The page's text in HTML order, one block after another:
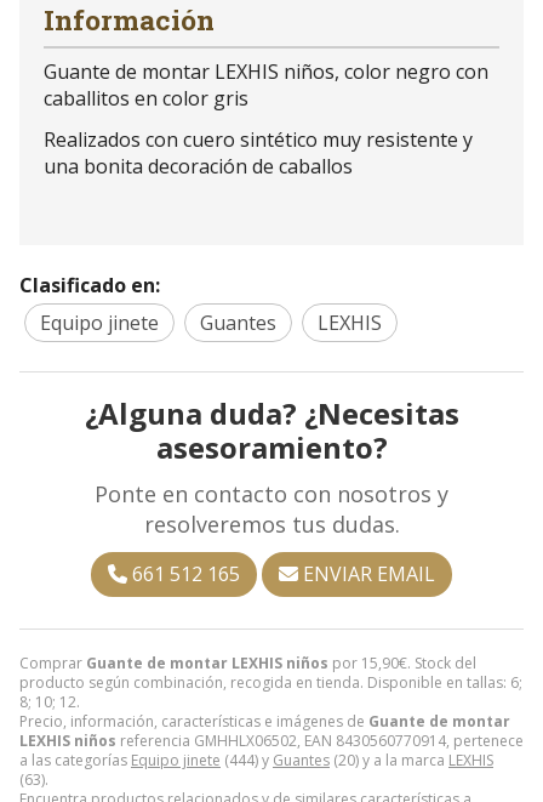
Comprar Guante de montar LEXHIS niños por 15,90€. Stock del
producto según combinación, recogida en tienda. Disponible en tallas: 6;
8; 10; 12.
Precio, información, características e imágenes de Guante de montar
LEXHIS niños referencia GMHHLX06502, EAN 8430560770914, pertenece
a las categorías Equipo jinete (444) y Guantes (20) y a la marca LEXHIS
(63).
Información
Guante de montar LEXHIS niños, color negro con
caballitos en color gris
Realizados con cuero sintético muy resistente y
una bonita decoración de caballos
Clasificado en:
Equipo jinete
Guantes LEXHIS
¿Alguna duda? ¿Necesitas
asesoramiento?
Ponte en contacto con nosotros y
resolveremos tus dudas.
661 512 165 ENVIAR EMAIL